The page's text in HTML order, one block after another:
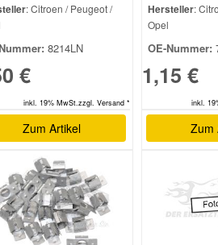
: Citroen / Peugeot /
8214LN
€
inkl. 19% MwSt.zzgl. Versand *
Zum Artikel
Hersteller:
Opel
OE-Nummer:
1,15 €
inkl.
Zum